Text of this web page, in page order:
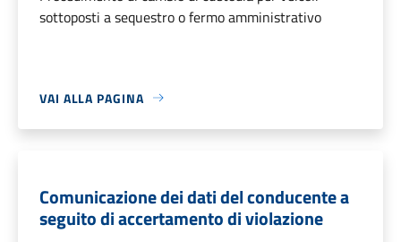
sottoposti a sequestro o fermo amministrativo
VAI ALLA PAGINA
Comunicazione dei dati del conducente a
seguito di accertamento di violazione